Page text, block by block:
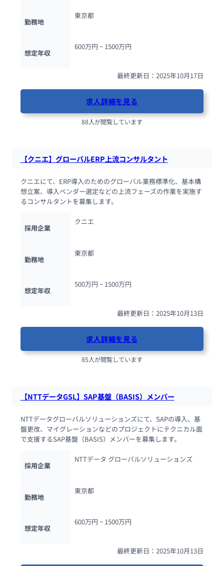
勤務地
東京都
想定年収
600万円 ~ 1500万円
最終更新日：2025年10月17日
求人詳細を見る
88人が閲覧しています
【クニエ】グローバルERP上流コンサルタント
クニエにて、ERP導入のためのグローバル業務標準化、基本構
想立案、導入ベンダー選定などの上流フェーズの作業を実施す
るコンサルタントを募集します。
採用企業
クニエ
勤務地
東京都
想定年収
500万円 ~ 1500万円
最終更新日：2025年10月13日
求人詳細を見る
85人が閲覧しています
【NTTデータGSL】SAP基盤（BASIS）メンバー
NTTデータグローバルソリューションズにて、SAPの導入、基
盤更改、マイグレーションなどのプロジェクトにテクニカル面
で支援するSAP基盤（BASIS）メンバーを募集します。
採用企業
NTTデータ グローバルソリューションズ
勤務地
東京都
想定年収
600万円 ~ 1500万円
最終更新日：2025年10月13日